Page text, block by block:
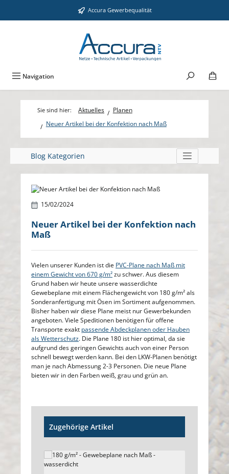
Zum Hauptinhalt springen Accura Gewerbequalität
Navigation
Aktuelles
Planen
Neuer Artikel bei der Konfektion nach Maß
Blog Kategorien
Bildergalerie überspringen
15/02/2024
Neuer Artikel bei der Konfektion nach
Maß
Vielen unserer Kunden ist die PVC-Plane nach Maß mit
einem Gewicht von 670 g/m²zu schwer. Aus diesem
Grund haben wir heute unsere wasserdichte
Gewebeplane mit einem Flächengewicht von 180 g/m² als
Sonderanfertigung mit Ösen im Sortiment aufgenommen.
Bisher haben wir diese Plane meist nur Gewerbekunden
angeboten. Viele Speditionen benötigen für offene
Transporte exakt passende Abdeckplanen oder Hauben
als Wetterschutz. Die Plane 180 ist hier optimal, da sie
aufgrund des geringen Gewichts auch von einer Person
schnell bewegt werden kann. Bei den LKW-Planen benötigt
man je nach Abmessung 2-3 Personen. Die neue Plane
bieten wir in den Farben weiß, grau und grün an.
Zugehörige Artikel